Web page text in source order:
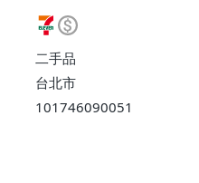
二手品
台北市
101746090051